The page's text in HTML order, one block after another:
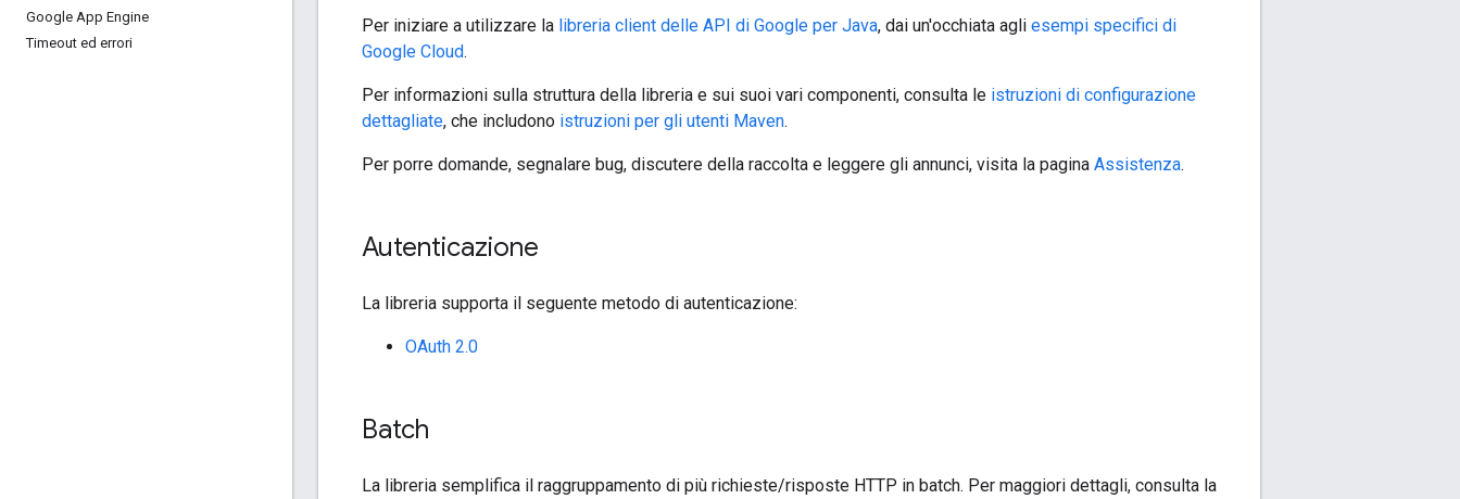
Google App Engine
Timeout ed errori
Per iniziare a utilizzare la libreria client delle API di Google per Java, dai un'occhiata agli esempi specifici di
Google Cloud.
Per informazioni sulla struttura della libreria e sui suoi vari componenti, consulta le istruzioni di configurazione
dettagliate, che includono istruzioni per gli utenti Maven.
Per porre domande, segnalare bug, discutere della raccolta e leggere gli annunci, visita la pagina Assistenza.
Autenticazione
La libreria supporta il seguente metodo di autenticazione:
OAuth 2.0
Batch
La libreria semplifica il raggruppamento di più richieste/risposte HTTP in batch. Per maggiori dettagli, consulta la